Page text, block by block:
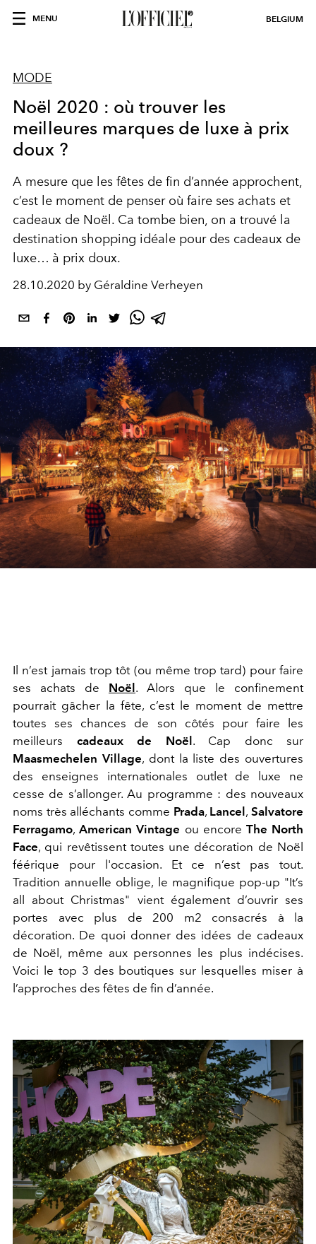
MENU BELGIUM
MODE
Noël 2020 : où trouver les
meilleures marques de luxe à prix
doux ?
A mesure que les fêtes de fin d’année approchent,
c’est le moment de penser où faire ses achats et
cadeaux de Noël. Ca tombe bien, on a trouvé la
destination shopping idéale pour des cadeaux de
luxe… à prix doux.
28.10.2020 by Géraldine Verheyen
Il n’est jamais trop tôt (ou même trop tard) pour faire
ses achats de Noël. Alors que le confinement
pourrait gâcher la fête, c’est le moment de mettre
toutes ses chances de son côtés pour faire les
meilleurs cadeaux de Noël. Cap donc sur
Maasmechelen Village, dont la liste des ouvertures
des enseignes internationales outlet de luxe ne
cesse de s’allonger. Au programme : des nouveaux
noms très alléchants comme Prada, Lancel,Salvatore
Ferragamo,American Vintage ou encore The North
Face, qui revêtissent toutes une décoration de Noël
féérique pour l'occasion. Et ce n’est pas tout.
Tradition annuelle oblige, le magnifique pop-up "It’s
all about Christmas" vient également d’ouvrir ses
portes avec plus de 200 m2 consacrés à la
décoration. De quoi donner des idées de cadeaux
de Noël, même aux personnes les plus indécises.
Voici le top 3 des boutiques sur lesquelles miser à
l’approches des fêtes de fin d’année.